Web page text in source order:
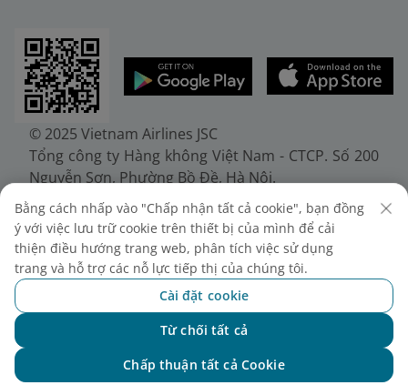
© 2025 Vietnam Airlines JSC
Tổng công ty Hàng không Việt Nam - CTCP. Số 200
Nguyễn Sơn, Phường Bồ Đề, Hà Nội.
Điện thoại: (+84-24) 38272289. Fax: (+84-24)
38722375
Giấy chứng nhận đăng ký doanh nghiệp, mã số
doanh nghiệp 0100107518, đăng ký lần đầu ngày
30/6/2010, đăng ký thay đổi lần thứ 10 ngày
24/7/2025, cấp bởi Sở Tài chính Thành phố Hà Nội.
Bằng cách nhấp vào "Chấp nhận tất cả cookie", bạn đồng
ý với việc lưu trữ cookie trên thiết bị của mình để cải
thiện điều hướng trang web, phân tích việc sử dụng
trang và hỗ trợ các nỗ lực tiếp thị của chúng tôi.
Cài đặt cookie
Từ chối tất cả
Chấp thuận tất cả Cookie